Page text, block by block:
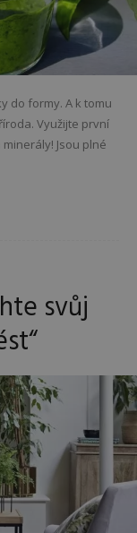
do formy. A k tomu
Využijte první
Jsou plné
svůj